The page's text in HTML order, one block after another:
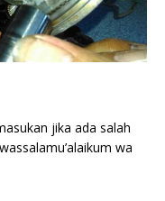
jika ada salah
wa